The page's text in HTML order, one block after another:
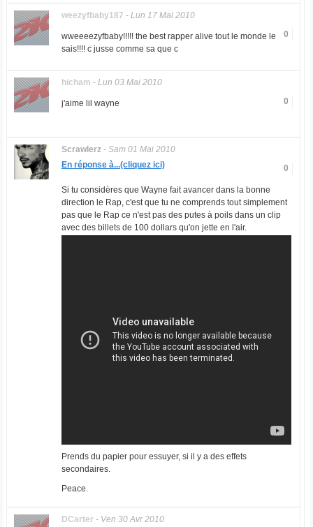
weezyfbaby187 - Lun 17 Mai 2010
0
wweeeezyfbaby!!!!! the best rapper alive tout le monde le
sais!!!! c jusse comme sa que c
hicham - Lun 03 Mai 2010
0
j'aime lil wayne
Scrawlerz- Sam 01 Mai 2010
0
En réponse à...(cliquez ici)
Si tu considères que Wayne fait avancer dans la bonne
direction le Rap, c'est que tu ne comprends tout simplement
pas que le Rap ce n'est pas des putes à poils dans un clip
avec des billets de 100 dollars qu'on jette en l'air.
Prends du papier pour essuyer, si il y a des effets
secondaires.
Peace.
DCarter - Ven 30 Avr 2010